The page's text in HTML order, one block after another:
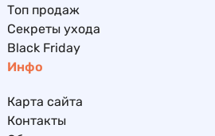
Топ продаж
Секреты ухода
Black Friday
Инфо
Карта сайта
Контакты